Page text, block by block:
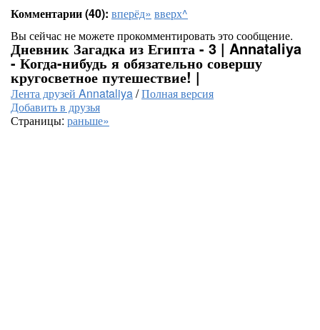
Комментарии (40): вперёд» вверх^
Вы сейчас не можете прокомментировать это сообщение.
Дневник Загадка из Египта - 3 | Annataliya
- Когда-нибудь я обязательно совершу
кругосветное путешествие! |
Лента друзей Annataliya/Полная версия
Добавить в друзья
Страницы: раньше»